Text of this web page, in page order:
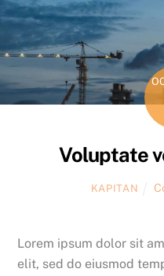
Voluptate
KAPITAN
Lorem ipsum dolor sit
elit, sed do eiusmod